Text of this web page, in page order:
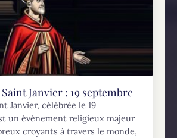
Janvier : 19 septembre
Janvier, célébrée le 19
un événement religieux majeur
croyants à travers le monde,